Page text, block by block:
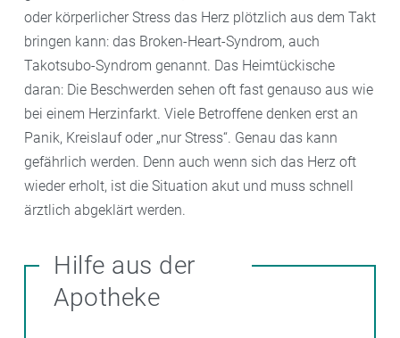
oder körperlicher Stress das Herz plötzlich aus dem Takt
bringen kann: das Broken-Heart-Syndrom, auch
Takotsubo-Syndrom genannt. Das Heimtückische
daran: Die Beschwerden sehen oft fast genauso aus wie
bei einem Herzinfarkt. Viele Betroffene denken erst an
Panik, Kreislauf oder „nur Stress“. Genau das kann
gefährlich werden. Denn auch wenn sich das Herz oft
wieder erholt, ist die Situation akut und muss schnell
ärztlich abgeklärt werden.
Hilfe aus der
Apotheke